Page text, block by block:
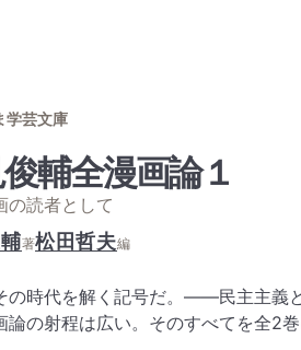
学芸文庫
輔全漫画論１
読者として
著松田哲夫編
の時代を解く記号だ。――民主主義
論の射程は広い。そのすべてを全2